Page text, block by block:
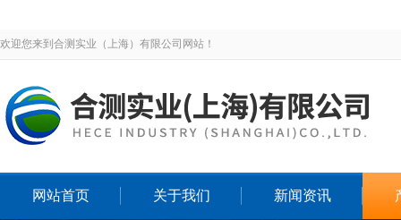
欢迎您来到合测实业（上海）有限公司网站！
网站首页 关于我们 新闻资讯